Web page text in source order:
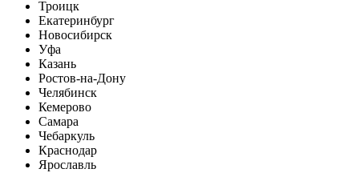
Троицк
Екатеринбург
Новосибирск
Уфа
Казань
Ростов-на-Дону
Челябинск
Кемерово
Самара
Чебаркуль
Краснодар
Ярославль